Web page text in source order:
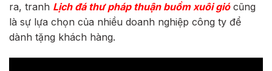
ra, tranh Lịch đá thư pháp thuận buồm xuôi gió cũng
là sự lựa chọn của nhiều doanh nghiệp công ty để
dành tặng khách hàng.